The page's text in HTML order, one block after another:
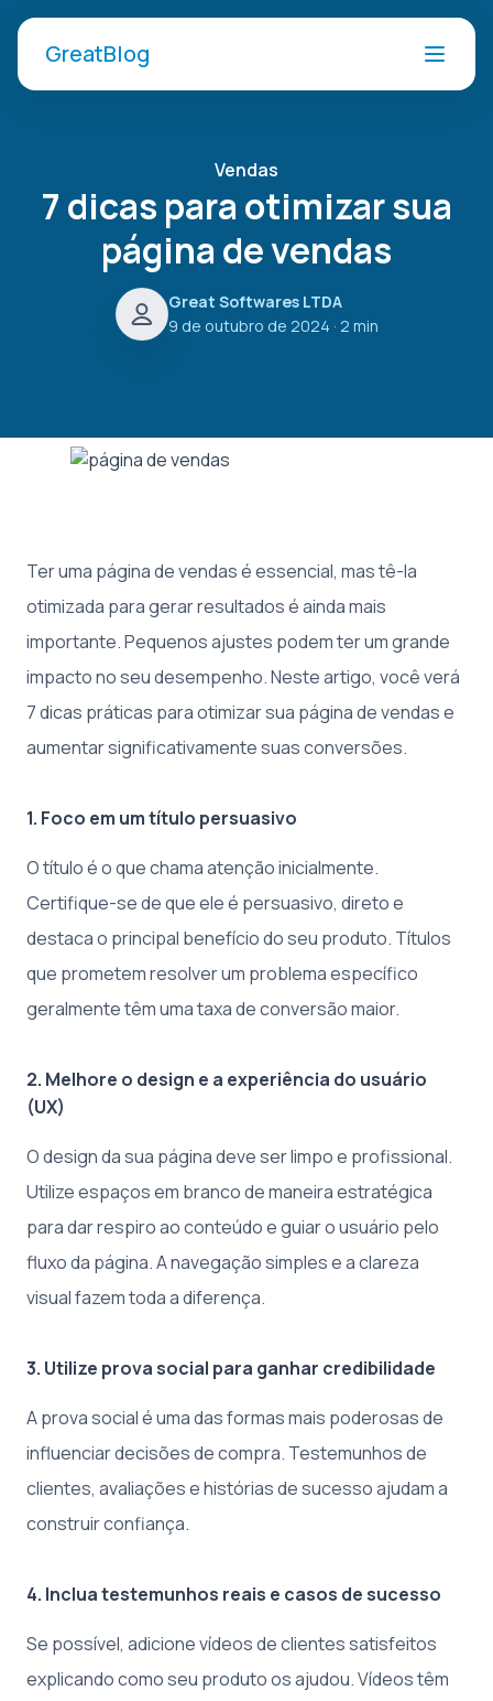
GreatBlog
Vendas
7 dicas para otimizar sua
página de vendas
Great Softwares LTDA
9 de outubro de 2024 · 2 min
Ter uma página de vendas é essencial, mas tê-la
otimizada para gerar resultados é ainda mais
importante. Pequenos ajustes podem ter um grande
impacto no seu desempenho. Neste artigo, você verá
7 dicas práticas para otimizar sua página de vendas e
aumentar significativamente suas conversões.
1. Foco em um título persuasivo
O título é o que chama atenção inicialmente.
Certifique-se de que ele é persuasivo, direto e
destaca o principal benefício do seu produto. Títulos
que prometem resolver um problema específico
geralmente têm uma taxa de conversão maior.
2. Melhore o design e a experiência do usuário
(UX)
O design da sua página deve ser limpo e profissional.
Utilize espaços em branco de maneira estratégica
para dar respiro ao conteúdo e guiar o usuário pelo
fluxo da página. A navegação simples e a clareza
visual fazem toda a diferença.
3. Utilize prova social para ganhar credibilidade
A prova social é uma das formas mais poderosas de
influenciar decisões de compra. Testemunhos de
clientes, avaliações e histórias de sucesso ajudam a
construir confiança.
4. Inclua testemunhos reais e casos de sucesso
Se possível, adicione vídeos de clientes satisfeitos
explicando como seu produto os ajudou. Vídeos têm